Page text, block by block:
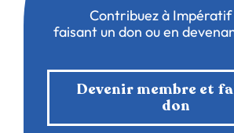
Contribuez à
faisant un don ou en
Devenir membre et
don